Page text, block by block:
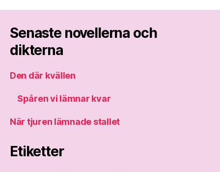
Senaste novellerna och
dikterna
Den där kvällen
Spåren vi lämnar kvar
När tjuren lämnade stallet
Etiketter